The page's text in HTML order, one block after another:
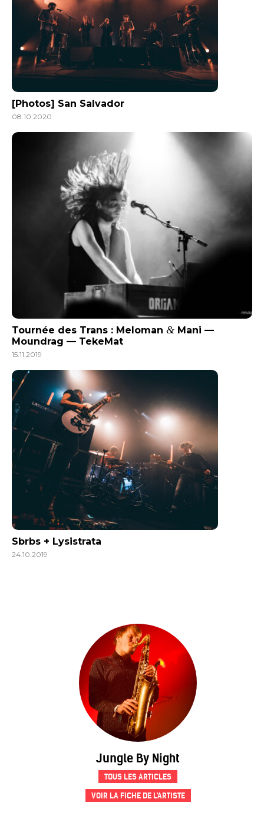
[Photos] San Salvador
08.10.2020
Tournée des Trans : Meloman & Mani —
Moundrag — TekeMat
15.11.2019
Sbrbs + Lysistrata
24.10.2019
Jungle By Night
TOUS LES ARTICLES
VOIR LA FICHE DE L'ARTISTE